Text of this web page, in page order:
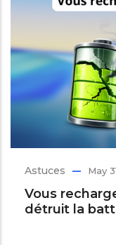
Astuces May
Vous
détruit la